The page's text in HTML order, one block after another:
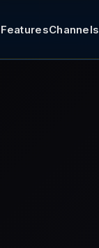
FeaturesChannels